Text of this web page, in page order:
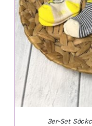
3er-Set